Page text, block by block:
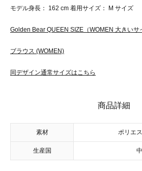
モデル身長： 162 cm 着用サイズ： M サイズ
Golden Bear QUEEN SIZE（WOMEN 大きいサ
ブラウス (WOMEN)
同デザイン通常サイズはこちら
商品詳細
素材 ポリエ
生産国